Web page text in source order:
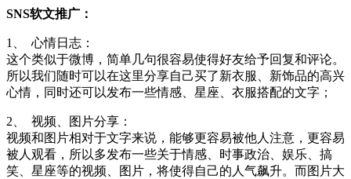
SNS软文推广：
1、 心情日志：
这个类似于微博，简单几句很容易使得好友给予回复和评论。
所以我们随时可以在这里分享自己买了新衣服、新饰品的高兴
心情，同时还可以发布一些情感、星座、衣服搭配的文字；
2、 视频、图片分享：
视频和图片相对于文字来说，能够更容易被他人注意，更容易
被人观看，所以多发布一些关于情感、时事政治、娱乐、搞
笑、星座等的视频、图片，将使得自己的人气飙升。而图片大